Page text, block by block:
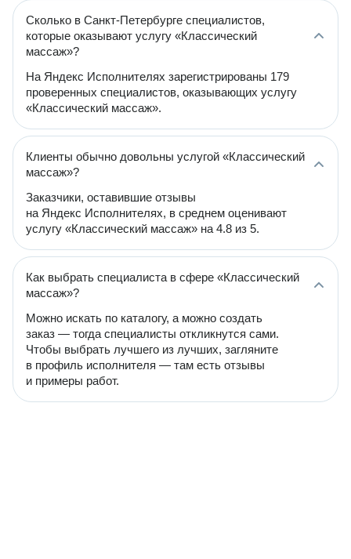
Сколько в Санкт-Петербурге специалистов,
которые оказывают услугу «Классический
массаж»?
На Яндекс Исполнителях зарегистрированы 179
проверенных специалистов, оказывающих услугу
«Классический массаж».
Клиенты обычно довольны услугой «Классический
массаж»?
Заказчики, оставившие отзывы
на Яндекс Исполнителях, в среднем оценивают
услугу «Классический массаж» на 4.8 из 5.
Как выбрать специалиста в сфере «Классический
массаж»?
Можно искать по каталогу, а можно создать
заказ — тогда специалисты откликнутся сами.
Чтобы выбрать лучшего из лучших, загляните
в профиль исполнителя — там есть отзывы
и примеры работ.